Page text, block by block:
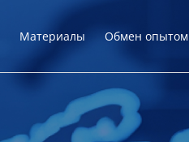
Материалы Обмен опытом